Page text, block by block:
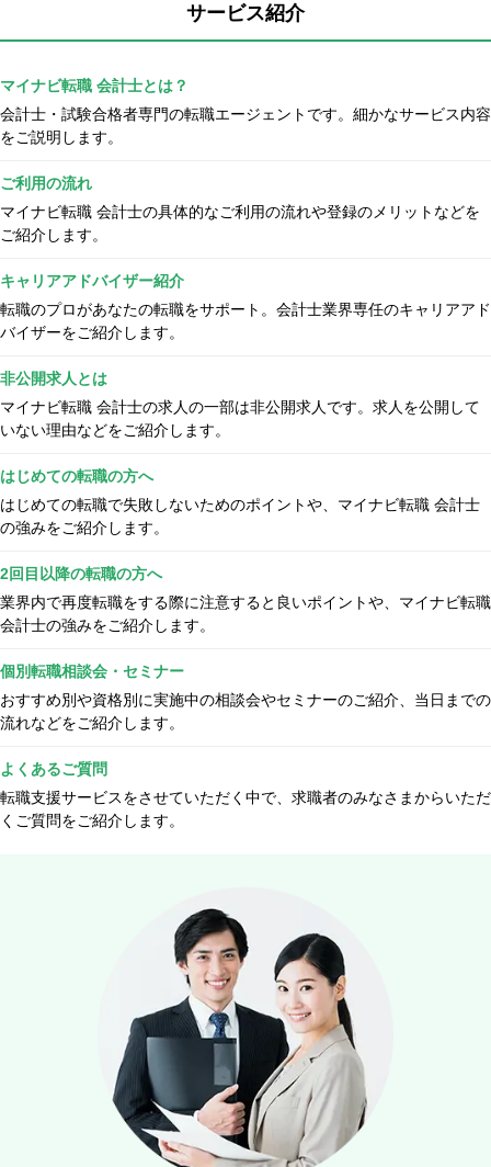
サービス紹介
マイナビ転職 会計士とは？
会計士・試験合格者専門の転職エージェントです。細かなサービス内容
をご説明します。
ご利用の流れ
マイナビ転職 会計士の具体的なご利用の流れや登録のメリットなどを
ご紹介します。
キャリアアドバイザー紹介
転職のプロがあなたの転職をサポート。会計士業界専任のキャリアアド
バイザーをご紹介します。
非公開求人とは
マイナビ転職 会計士の求人の一部は非公開求人です。求人を公開して
いない理由などをご紹介します。
はじめての転職の方へ
はじめての転職で失敗しないためのポイントや、マイナビ転職 会計士
の強みをご紹介します。
2回目以降の転職の方へ
業界内で再度転職をする際に注意すると良いポイントや、マイナビ転職
会計士の強みをご紹介します。
個別転職相談会・セミナー
おすすめ別や資格別に実施中の相談会やセミナーのご紹介、当日までの
流れなどをご紹介します。
よくあるご質問
転職支援サービスをさせていただく中で、求職者のみなさまからいただ
くご質問をご紹介します。